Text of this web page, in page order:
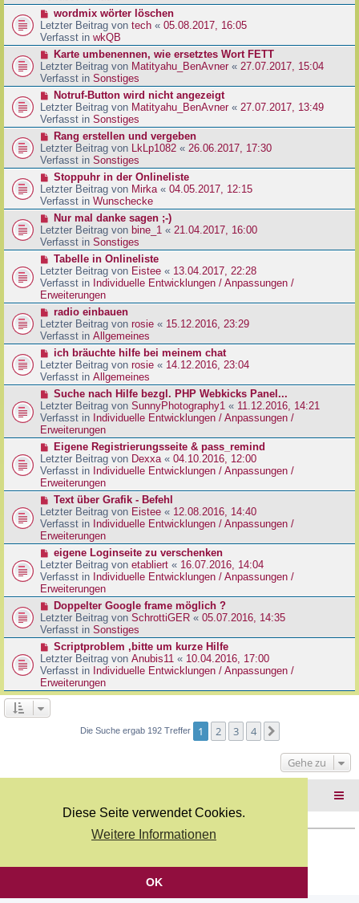
Diese Seite verwendet Cookies.
Weitere Informationen
OK
g
i
r
a
g
e
r
B
e
t
r
a
g
N
e
u
e
r
B
e
t
r
a
g
wordmix wörter löschen
Letzter Beitrag von tech « 05.08.2017, 16:05
Verfasst in wkQB
N
e
u
e
r
B
e
t
r
a
g
Karte umbenennen, wie ersetztes Wort FETT
Letzter Beitrag von Matityahu_BenAvner « 27.07.2017, 15:04
Verfasst in Sonstiges
N
e
u
e
r
B
e
t
r
a
g
Notruf-Button wird nicht angezeigt
Letzter Beitrag von Matityahu_BenAvner« 27.07.2017, 13:49
Verfasst in Sonstiges
N
e
u
e
r
B
e
t
r
a
g
Rang erstellen und vergeben
Letzter Beitrag von LkLp1082 « 26.06.2017, 17:30
Verfasst in Sonstiges
N
e
u
e
r
B
e
t
r
a
g
Stoppuhr in der Onlineliste
Letzter Beitrag von Mirka« 04.05.2017, 12:15
Verfasst in Wunschecke
N
e
u
e
r
B
e
i
r
a
g
Nur mal danke sagen ;-)
Letzter Beitrag von bine_1 « 21.04.2017, 16:00
Verfasst in Sonstiges
N
e
u
e
r
B
e
i
r
a
g
Tabelle in Onlineliste
Letzter Beitrag von Eistee « 13.04.2017, 22:28
Verfasst in Individuelle Entwicklungen / Anpassungen /
Erweiterungen
N
e
u
e
r
B
e
t
r
a
g
radio einbauen
Letzter Beitrag von rosie « 15.12.2016, 23:29
Verfasst in Allgemeines
N
e
u
e
r
B
e
i
r
a
g
ich bräuchte hilfe bei meinem chat
Letzter Beitrag von rosie « 14.12.2016, 23:04
Verfasst in Allgemeines
N
e
u
e
r
B
e
i
t
a
g
Suche nach Hilfe bezgl. PHP Webkicks Panel...
Letzter Beitrag von SunnyPhotography1 « 11.12.2016, 14:21
Verfasst in Individuelle Entwicklungen / Anpassungen /
Erweiterungen
N
e
u
e
r
B
e
i
t
a
g
Eigene Registrierungsseite & pass_remind
Letzter Beitrag von Dexxa« 04.10.2016, 12:00
Verfasst in Individuelle Entwicklungen / Anpassungen /
Erweiterungen
N
e
u
e
r
B
e
i
t
a
g
Text über Grafik - Befehl
Letzter Beitrag von Eistee « 12.08.2016, 14:40
Verfasst in Individuelle Entwicklungen / Anpassungen /
Erweiterungen
N
e
u
e
r
B
e
i
r
a
g
eigene Loginseite zu verschenken
Letzter Beitrag von etabliert « 16.07.2016, 14:04
Verfasst in Individuelle Entwicklungen / Anpassungen /
Erweiterungen
N
e
u
e
r
B
e
i
t
r
Doppelter Google frame möglich ?
Letzter Beitrag von SchrottiGER « 05.07.2016, 14:35
Verfasst in Sonstiges
N
e
u
e
r
e
g
Scriptproblem ,bitte um kurze Hilfe
Letzter Beitrag von Anubis11 « 10.04.2016, 17:00
Verfasst in Individuelle Entwicklungen / Anpassungen /
Erweiterungen
Die Suche ergab 192 Treffer 1 2 3 4
Gehe zu
Deutsche Übersetzung durchphpBB.de